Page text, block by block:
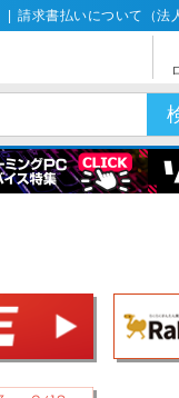
請求書払いについて（法